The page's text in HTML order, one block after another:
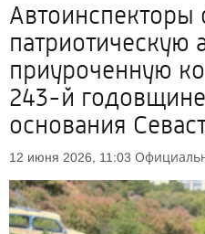
Автоинспекторы
патриотическую
приуроченную
243-й
основания
12 июня 2026, 11:03